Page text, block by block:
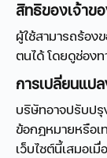
สิทธิของเจ้าข
ผู้ใช้สามารถร้อง
ตนได้ โดยดูช่อง
การเปลี่ยนแป
บริษัทอาจปรับปรุ
ข้อกฎหมายหรือเ
เว็บไซต์นี้เสมอเ